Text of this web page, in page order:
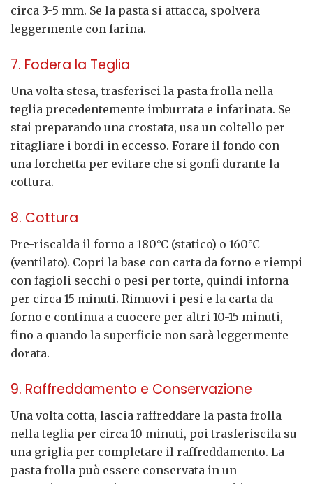
circa 3-5 mm. Se la pasta si attacca, spolvera
leggermente con farina.
7. Fodera la Teglia
Una volta stesa, trasferisci la pasta frolla nella
teglia precedentemente imburrata e infarinata. Se
stai preparando una crostata, usa un coltello per
ritagliare i bordi in eccesso. Forare il fondo con
una forchetta per evitare che si gonfi durante la
cottura.
8. Cottura
Pre-riscalda il forno a 180°C (statico) o 160°C
(ventilato). Copri la base con carta da forno e riempi
con fagioli secchi o pesi per torte, quindi inforna
per circa 15 minuti. Rimuovi i pesi e la carta da
forno e continua a cuocere per altri 10-15 minuti,
fino a quando la superficie non sarà leggermente
dorata.
9. Raffreddamento e Conservazione
Una volta cotta, lascia raffreddare la pasta frolla
nella teglia per circa 10 minuti, poi trasferiscila su
una griglia per completare il raffreddamento. La
pasta frolla può essere conservata in un